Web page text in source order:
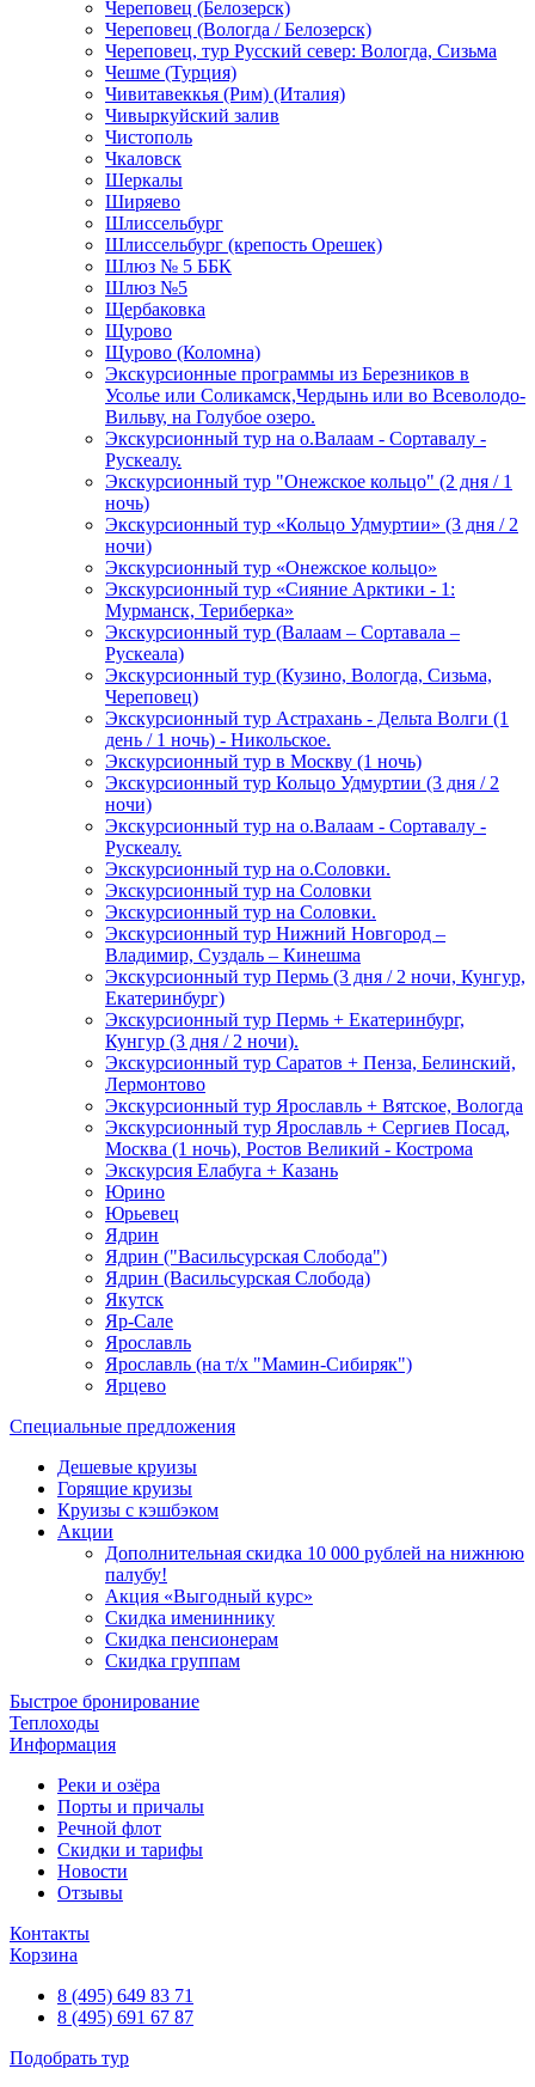
Череповец (Белозерск)
Череповец (Вологда / Белозерск)
Череповец, тур Русский север: Вологда, Сизьма
Чешме (Турция)
Чивитавеккья (Рим) (Италия)
Чивыркуйский залив
Чистополь
Чкаловск
Шеркалы
Ширяево
Шлиссельбург
Шлиссельбург (крепость Орешек)
Шлюз № 5 ББК
Шлюз №5
Щербаковка
Щурово
Щурово (Коломна)
Экскурсионные программы из Березников в
Усолье или Соликамск,Чердынь или во Всеволодо-
Вильву, на Голубое озеро.
Экскурсионный тур на о.Валаам - Сортавалу -
Рускеалу.
Экскурсионный тур "Онежское кольцо" (2 дня / 1
ночь)
Экскурсионный тур «Кольцо Удмуртии» (3 дня / 2
ночи)
Экскурсионный тур «Онежское кольцо»
Экскурсионный тур «Сияние Арктики - 1:
Мурманск, Териберка»
Экскурсионный тур (Валаам – Сортавала –
Рускеала)
Экскурсионный тур (Кузино, Вологда, Сизьма,
Череповец)
Экскурсионный тур Астрахань - Дельта Волги (1
день / 1 ночь) - Никольское.
Экскурсионный тур в Москву (1 ночь)
Экскурсионный тур Кольцо Удмуртии (3 дня / 2
ночи)
Экскурсионный тур на о.Валаам - Сортавалу -
Рускеалу.
Экскурсионный тур на о.Соловки.
Экскурсионный тур на Соловки
Экскурсионный тур на Соловки.
Экскурсионный тур Нижний Новгород –
Владимир, Суздаль – Кинешма
Экскурсионный тур Пермь (3 дня / 2 ночи, Кунгур,
Екатеринбург)
Экскурсионный тур Пермь + Екатеринбург,
Кунгур (3 дня / 2 ночи).
Экскурсионный тур Саратов + Пенза, Белинский,
Лермонтово
Экскурсионный тур Ярославль + Вятское, Вологда
Экскурсионный тур Ярославль + Сергиев Посад,
Москва (1 ночь), Ростов Великий - Кострома
Экскурсия Елабуга + Казань
Юрино
Юрьевец
Ядрин
Ядрин ("Васильсурская Слобода")
Ядрин (Васильсурская Слобода)
Якутск
Яр-Сале
Ярославль
Ярославль (на т/х "Мамин-Сибиряк")
Ярцево
Специальные предложения
Дешевые круизы
Горящие круизы
Круизы с кэшбэком
Акции
Дополнительная скидка 10 000 рублей на нижнюю
палубу!
Акция «Выгодный курс»
Скидка имениннику
Скидка пенсионерам
Скидка группам
Быстрое бронирование
Теплоходы
Информация
Реки и озёра
Порты и причалы
Речной флот
Скидки и тарифы
Новости
Отзывы
Контакты
Корзина
8 (495) 649 83 71
8 (495) 691 67 87
Подобрать тур